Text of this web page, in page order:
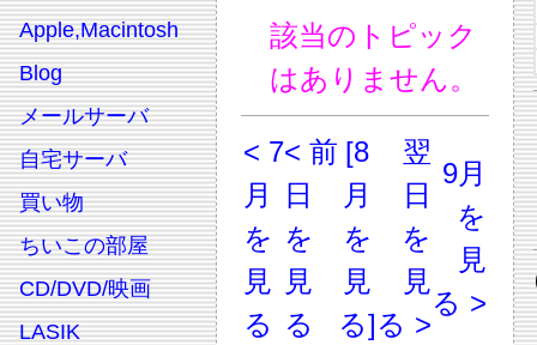
Apple,Macintosh
Blog
メールサーバ
自宅サーバ
買い物
ちいこの部屋
CD/DVD/映画
LASIK
該当のトピック
はありません。
< 7
月
を
見
る
< 前
日
を
見
る
[8
月
を
見
る]
翌
日
を
見
る >
9月
を
見
る >